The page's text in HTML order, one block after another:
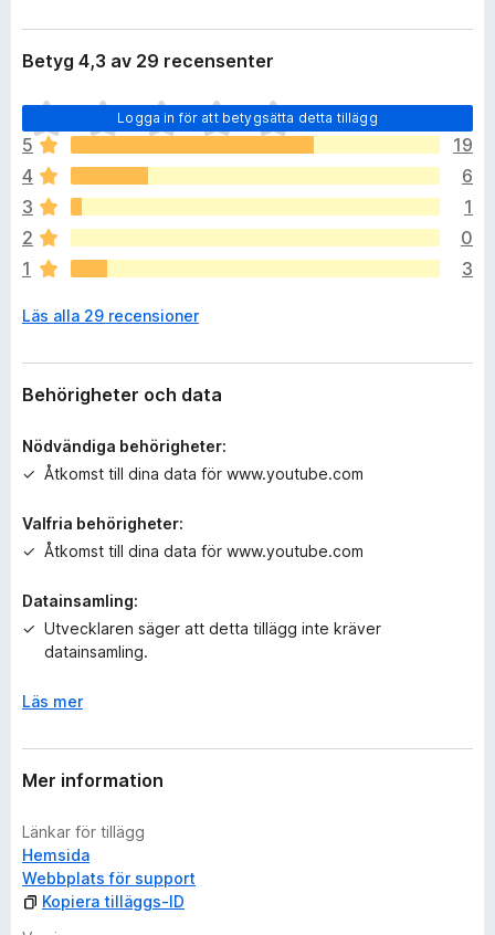
Betyg 4,3 av 29 recensenter
Logga in för att betygsätta detta tillägg
D
e
t
f
i
n
n
s
n
a
b
t
g
n
5
19
4
6
3
1
2
0
1
3
Läs alla 29 recensioner
Behörigheter och data
Nödvändiga behörigheter:
Åtkomst till dina data för www.youtube.com
Valfria behörigheter:
Åtkomst till dina data för www.youtube.com
Datainsamling:
Utvecklaren säger att detta tillägg inte kräver
datainsamling.
Läs mer
Mer information
Länkar för tillägg
Hemsida
Webbplats för support
Kopiera tilläggs-ID